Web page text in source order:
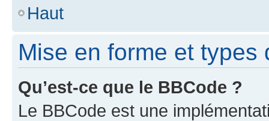
Haut
Mise en forme et types
Qu’est-ce que le BBCode ?
Le BBCode est une